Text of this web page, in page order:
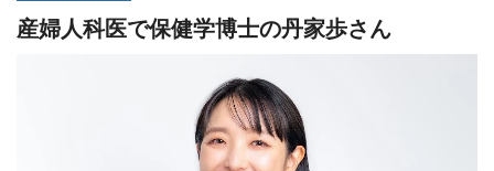
産婦人科医で保健学博士の丹家歩さん